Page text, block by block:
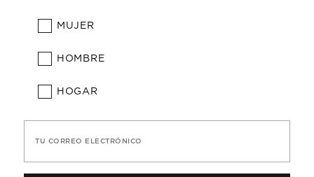
MUJER
HOMBRE
HOGAR
TU CORREO ELECTRÓNICO